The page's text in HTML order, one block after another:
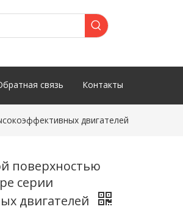
связь Контакты
двигателей
поверхностью
серии
двигателей